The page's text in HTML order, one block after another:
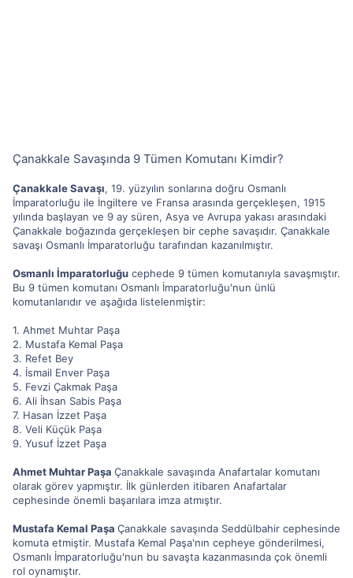
Çanakkale Savaşında 9 Tümen Komutanı Kimdir?
Çanakkale Savaşı, 19. yüzyılın sonlarına doğru Osmanlı
İmparatorluğu ile İngiltere ve Fransa arasında gerçekleşen, 1915
yılında başlayan ve 9 ay süren, Asya ve Avrupa yakası arasındaki
Çanakkale boğazında gerçekleşen bir cephe savaşıdır. Çanakkale
savaşı Osmanlı İmparatorluğu tarafından kazanılmıştır.
Osmanlı İmparatorluğu cephede 9 tümen komutanıyla savaşmıştır.
Bu 9 tümen komutanı Osmanlı İmparatorluğu'nun ünlü
komutanlarıdır ve aşağıda listelenmiştir:
1. Ahmet Muhtar Paşa
2. Mustafa Kemal Paşa
3. Refet Bey
4. İsmail Enver Paşa
5. Fevzi Çakmak Paşa
6. Ali İhsan Sabis Paşa
7. Hasan İzzet Paşa
8. Veli Küçük Paşa
9. Yusuf İzzet Paşa
Ahmet Muhtar Paşa Çanakkale savaşında Anafartalar komutanı
olarak görev yapmıştır. İlk günlerden itibaren Anafartalar
cephesinde önemli başarılara imza atmıştır.
Mustafa Kemal Paşa Çanakkale savaşında Seddülbahir cephesinde
komuta etmiştir. Mustafa Kemal Paşa'nın cepheye gönderilmesi,
Osmanlı İmparatorluğu'nun bu savaşta kazanmasında çok önemli
rol oynamıştır.